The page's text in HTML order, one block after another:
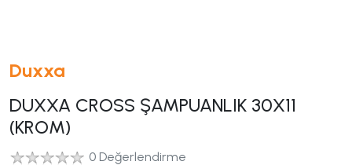
Duxxa
DUXXA CROSS ŞAMPUANLIK 30X11
(KROM)
0 Değerlendirme